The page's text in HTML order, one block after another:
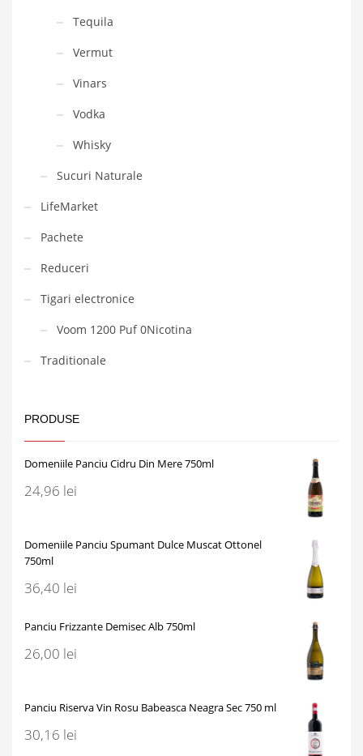
Tequila
Vermut
Vinars
Vodka
Whisky
Sucuri Naturale
LifeMarket
Pachete
Reduceri
Tigari electronice
Voom 1200 Puf 0Nicotina
Traditionale
PRODUSE
Domeniile Panciu Cidru Din Mere 750ml
24,96 lei
Domeniile Panciu Spumant Dulce Muscat Ottonel
750ml
36,40 lei
Panciu Frizzante Demisec Alb 750ml
26,00 lei
Panciu Riserva Vin Rosu Babeasca Neagra Sec 750 ml
30,16 lei